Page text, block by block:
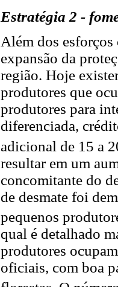
Estratégia 2 -
Além dos esforços
expansão da
região. Hoje
produtores que
produtores para
diferenciada,
adicional de 15 a
resultar em um
concomitante do
de desmate foi
pequenos
qual é detalhado
produtores
oficiais, com boa